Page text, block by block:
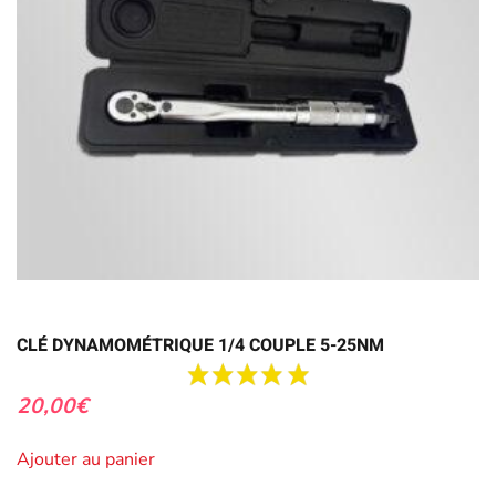
CLÉ DYNAMOMÉTRIQUE 1/4 COUPLE 5-25NM
20,00€
Ajouter au panier